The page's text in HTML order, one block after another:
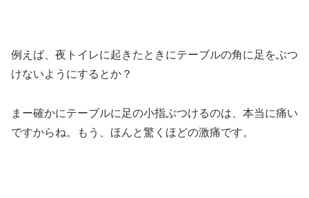
例えば、夜トイレに起きたときにテーブルの角に足をぶつ
けないようにするとか？
まー確かにテーブルに足の小指ぶつけるのは、本当に痛い
ですからね。もう、ほんと驚くほどの激痛です。